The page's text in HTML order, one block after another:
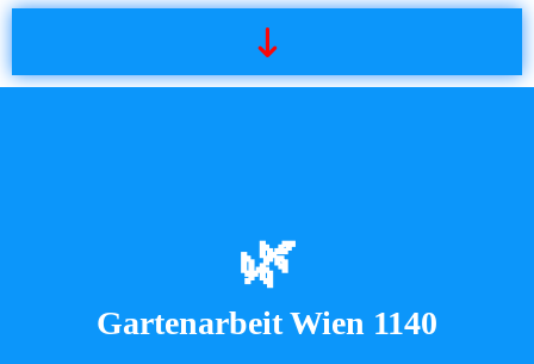
🌿
Gartenarbeit Wien 1140